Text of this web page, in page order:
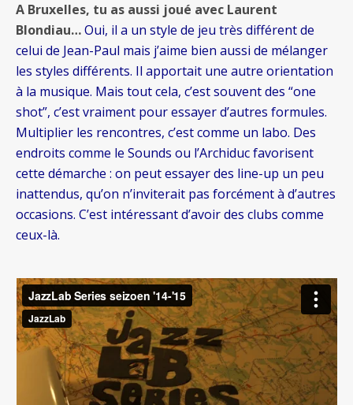
A Bruxelles, tu as aussi joué avec Laurent
Blondiau…Oui, il a un style de jeu très différent de
celui de Jean-Paul mais j’aime bien aussi de mélanger
les styles différents. Il apportait une autre orientation
à la musique. Mais tout cela, c’est souvent des “one
shot”, c’est vraiment pour essayer d’autres formules.
Multiplier les rencontres, c’est comme un labo. Des
endroits comme le Sounds ou l’Archiduc favorisent
cette démarche : on peut essayer des line-up un peu
inattendus, qu’on n’inviterait pas forcément à d’autres
occasions. C’est intéressant d’avoir des clubs comme
ceux-là.